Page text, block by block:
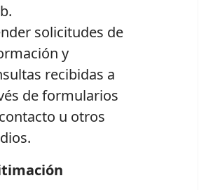
solicitudes de
y
recibidas a
de formularios
u otros